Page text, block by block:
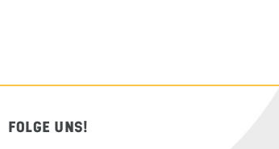
FOLGE UNS!